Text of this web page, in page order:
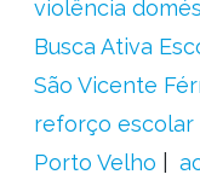
violência
Busca Ativa
São Vicente
reforço escolar
Porto Velho